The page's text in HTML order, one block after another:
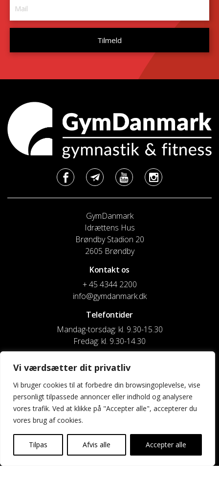
Vi værdsætter dit privatliv
Vi bruger cookies til at forbedre din browsingoplevelse, vise
personligt tilpassede annoncer eller indhold og analysere
vores trafik. Ved at klikke på "Accepter alle", accepterer du
vores brug af cookies.
Tilpas Afvis alle Accepter alle
GymDanmark
Idrættens Hus
Brøndby Stadion 20
2605 Brøndby
Kontakt os
+ 45 4344 2200
info@gymdanmark.dk
Telefontider
Mandag-torsdag: kl. 9.30-15.30
Fredag: kl. 9.30-14.30
CVR nr. 20916818
Reg. & Kontonr.: 4180 3119119022
Privatlivspolitik og cookies
Kontakt os
Kalender